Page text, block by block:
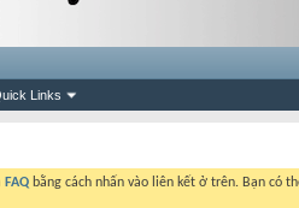
Links
FAQ bằng cách nhấn vào liên kết ở trên. Bạn có